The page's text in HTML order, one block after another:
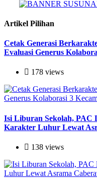
Artikel Pilihan
Cetak Generasi
Evaluasi Generus
178 views
Isi Liburan Sekolah, PAC
Karakter Luhur Lewat
138 views